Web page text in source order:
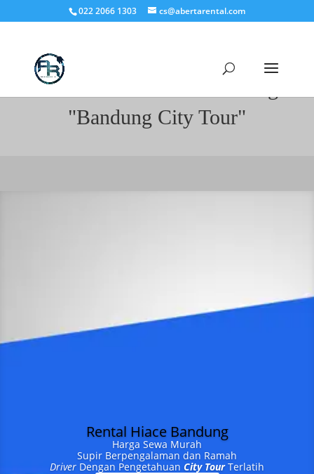
022 2066 1303 cs@abertarental.com
Sewa Hiace Murah Bandung
"Bandung City Tour"
Rental Hiace Bandung
Harga Sewa Murah
Supir Berpengalaman dan Ramah
Driver Dengan Pengetahuan City TourTerlatih